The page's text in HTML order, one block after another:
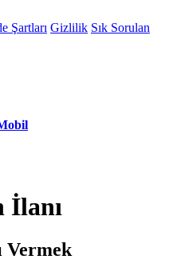
Şartları Gizlilik Sık Sorulan
İlanı
Vermek